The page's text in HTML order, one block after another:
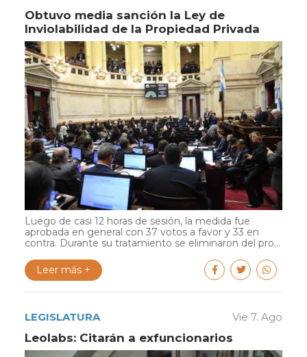
Obtuvo media sanción la Ley de
Inviolabilidad de la Propiedad Privada
Luego de casi 12 horas de sesión, la medida fue
aprobada en general con 37 votos a favor y 33 en
contra. Durante su tratamiento se eliminaron del pro...
Leer más +
LEGISLATURA Vie 7. Ago
Leolabs: Citarán a exfuncionarios